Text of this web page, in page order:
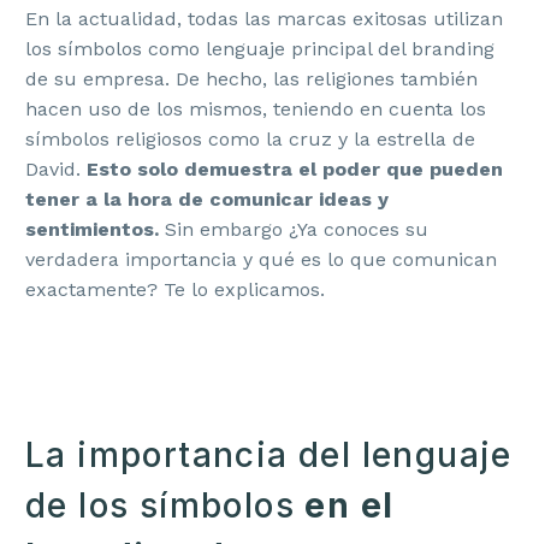
En la actualidad, todas las marcas exitosas utilizan
los símbolos como lenguaje principal del branding
de su empresa. De hecho, las religiones también
hacen uso de los mismos, teniendo en cuenta los
símbolos religiosos como la cruz y la estrella de
David. Esto solo demuestra el poder que pueden
tener a la hora de comunicar ideas y
sentimientos. Sin embargo ¿Ya conoces su
verdadera importancia y qué es lo que comunican
exactamente? Te lo explicamos.
La importancia del lenguaje
de los símbolos en el